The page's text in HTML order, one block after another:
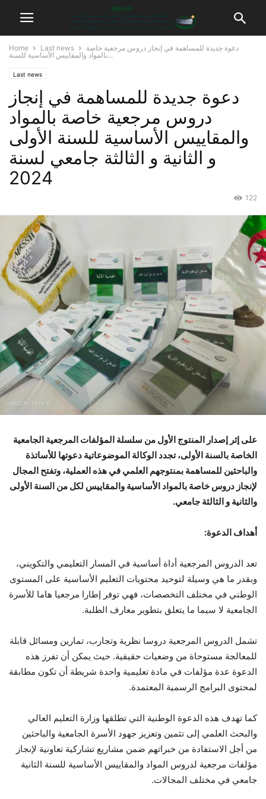
Home Last news
دعوة جديدة للمساهمة في إنجاز دروس مرجعية خاصة
بالمواد والمقاييس الأساسية للسنة...
Last news
دعوة جديدة للمساهمة في إنجاز
دروس مرجعية خاصة بالمواد
والمقاييس الأساسية للسنة الأولى
و الثانية و الثالثة جامعي لسنة
2024
122
على إثر إصدار المنتوج الأول من سلسلة المؤلفات المرجعية الجامعية
الخاصة بالسنة الأولى، تجدد الوكالة الموضوعاتية دعوتها للأساتذة
والباحثين للمساهمة بمنتوجهم العلمي في هذه العملية، وتفتح المجال
لإنجاز دروس خاصة بالمواد الأساسية والمقاييس لكل من السنة الأولى
والثانية و الثالثة جامعي.
أهداف الدعوة:
تعد الدروس المرجعية أداة أساسية في المسار التعليمي والتكويني،
وبقدر ما هي وسيلة لتوحيد محتويات التعليم الأساسية على المستوى
الوطني في مختلف التخصصات، فهي توفر إطارا مرجعيا هاما للأسرة
الجامعية لا سيما ما يتعلق بتطوير معارف الطلبة.
تشمل الدروس المرجعية دروسا نظرية وتجارب، تمارين ومسائل قابلة
للمعالجة مستوحاة من وضعيات حقيقية. حيث يمكن أن تفرز هذه
الدعوة عدة مؤلفات في مادة تعليمية واحدة شريطة أن تكون مطابقة
لمحتوى البرامج الرسمية المعتمدة.
كما تهدف هذه الدعوة الوطنية التي تطلقها وزارة التعليم العالي
والبحث العلمي إلى تثمين وتعزيز جهود الأسرة الجامعية والباحثين
من أجل الاستفادة من خبراتهم ضمن مشاريع تشاركية تعاونية لإنجاز
مؤلفات مرجعية لدروس المواد والمقاييس الأساسية للسنة الثانية
جامعي في مختلف المجالات.